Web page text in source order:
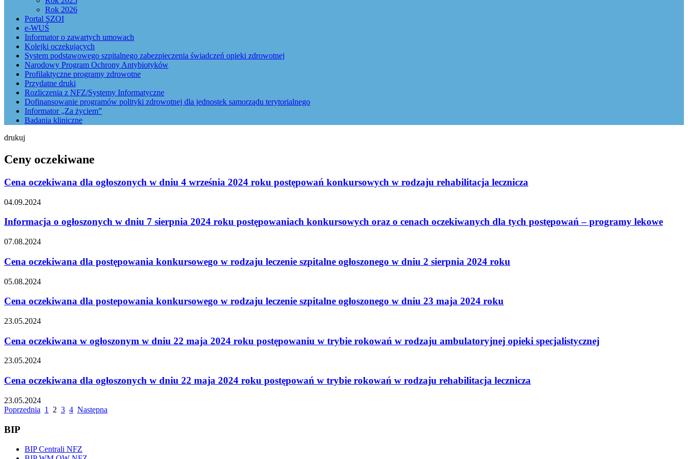
Rok 2026
Portal SZOI
e-WUŚ
Informator o zawartych umowach
Kolejki oczekujących
System podstawowego szpitalnego zabezpieczenia świadczeń opieki zdrowotnej
Narodowy Program Ochrony Antybiotyków
Profilaktyczne programy zdrowotne
Przydatne druki
Rozliczenia z NFZ/Systemy Informatyczne
Dofinansowanie programów polityki zdrowotnej dla jednostek samorządu terytorialnego
Informator „Za życiem”
Badania kliniczne
drukuj
Ceny oczekiwane
Cena oczekiwana dla ogłoszonych w dniu 4 września 2024 roku postępowań konkursowych w rodzaju rehabilitacja lecznicza
04.09.2024
Informacja o ogłoszonych w dniu 7 sierpnia 2024 roku postępowaniach konkursowych oraz o cenach oczekiwanych dla tych postępowań – programy lekowe
07.08.2024
Cena oczekiwana dla postępowania konkursowego w rodzaju leczenie szpitalne ogłoszonego w dniu 2 sierpnia 2024 roku
05.08.2024
Cena oczekiwana dla postepowania konkursowego w rodzaju leczenie szpitalne ogłoszonego w dniu 23 maja 2024 roku
23.05.2024
Cena oczekiwana w ogłoszonym w dniu 22 maja 2024 roku postępowaniu w trybie rokowań w rodzaju ambulatoryjnej opieki specjalistycznej
23.05.2024
Cena oczekiwana dla ogłoszonych w dniu 22 maja 2024 roku postępowań w trybie rokowań w rodzaju rehabilitacja lecznicza
23.05.2024
Poprzednia 1 2 3 4 Następna
BIP
BIP Centrali NFZ